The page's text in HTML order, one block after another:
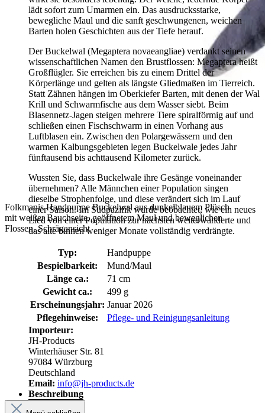
Folkmanis Handpuppe Buckelwal aus dunkelblauem Plüsch
mit weißer Bauchseite, geöffnetem Maul und beweglichen
Flossen, Schrägansicht
lädt sofort zum Umarmen ein. Das ausdrucksstarke,
bewegliche Maul und die sanft geschwungenen, weichen
Barten holen Geschichten aus der Tiefe herauf.
Der Buckelwal (Megaptera novaeangliae) verdankt seinen
wissenschaftlichen Namen den Brustflossen: Megaptera heißt
Großflügler. Sie erreichen bis zu einem Drittel der
Körperlänge und gelten als längste Gliedmaßen im Tierreich.
Statt Zähnen hängen im Oberkiefer Barten, mit denen der Wal
Krill und Schwarmfische aus dem Wasser siebt. Beim
Blasennetz-Jagen steigen mehrere Tiere spiralförmig auf und
schließen einen Fischschwarm in einen Vorhang aus
Luftblasen ein. Zwischen den Polargewässern und den
warmen Kalbungsgebieten legen Buckelwale jedes Jahr
fünftausend bis achttausend Kilometer zurück.
Wussten Sie, dass Buckelwale ihre Gesänge voneinander
übernehmen? Alle Männchen einer Population singen
dieselbe Strophenfolge, und diese verändert sich im Lauf
einer Saison. Im Südpazifik wurde beobachtet, wie ein neues
Lied von einer Population zur nächsten weiterwanderte und
das alte binnen weniger Monate vollständig verdrängte.
Typ:
Handpuppe
Bespielbarkeit:
Mund/Maul
Länge ca.:
71 cm
Gewicht ca.:
499 g
Erscheinungsjahr: Januar 2026
Pflegehinweise:
Pflege- und Reinigungsanleitung
Importeur:
JH-Products
Winterhäuser Str. 81
97084 Würzburg
Deutschland
Email: info@jh-products.de
Beschreibung